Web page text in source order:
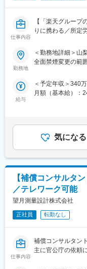
■組織構成：
1店舗あたり店長1
■当社について：
ム・インフラ整備
■教育体制：
れなど基礎から学
スキルの習得も可
■このポジション
◇未経験でも成長
く、早期に独り立
◇事業づくりに携
後発キャリアだか
店舗運営に活かさ
■キャリアパス：
スタッフ（R
へステップアップ
への異動の道もあ
入社後1年で店長
重視し、相談しや
仕事内容
【「楽天グループ
りに携わる／所定
楽天モバイルショ
料金プラン・楽天
済圏の幅広いサー
て、お客様の生活
ションです。
・新規契約・機種
・料金プラン、楽
案内
・スマホの初期設
・問い合わせ対応
◇店舗運営
・在庫管理、売り
・KPI管理・数値振
■教育体制：
勤務地
＜勤務地詳細＞山
全面禁煙変更の範
給与
＜予定年収＞340
月額（基本給）：
じて上下する可
記です。気になる
【補償コンサルタ
／テレワーク可能
望月測量設計株式会社
正社員 転勤なし
仕事内容
補償コンサルタン
主に官公庁の依頼